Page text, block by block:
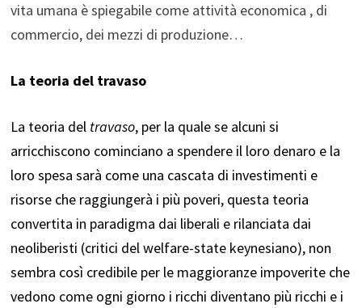
vita umana è spiegabile come attività economica , di
commercio, dei mezzi di produzione…
La teoria del travaso
La teoria del travaso, per la quale se alcuni si
arricchiscono cominciano a spendere il loro denaro e la
loro spesa sarà come una cascata di investimenti e
risorse che raggiungerà i più poveri, questa teoria
convertita in paradigma dai liberali e rilanciata dai
neoliberisti (critici del welfare-state keynesiano), non
sembra così credibile per le maggioranze impoverite che
vedono come ogni giorno i ricchi diventano più ricchi e i